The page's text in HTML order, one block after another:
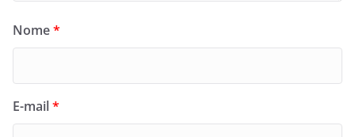
Nome*
E-mail*